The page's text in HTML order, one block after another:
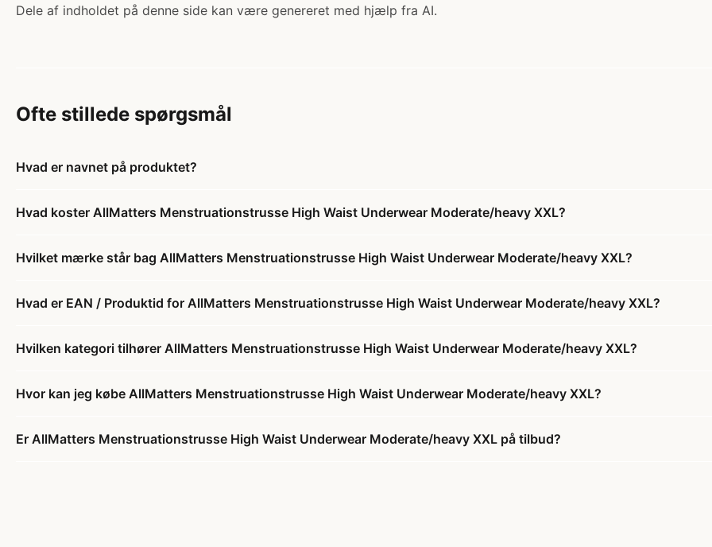
Dele af indholdet på denne side kan være genereret med hjælp fra AI.
Ofte stillede spørgsmål
Hvad er navnet på produktet?
Hvad koster AllMatters Menstruationstrusse High Waist Underwear Moderate/heavy XXL?
Hvilket mærke står bag AllMatters Menstruationstrusse High Waist Underwear Moderate/heavy XXL?
Hvad er EAN / Produktid for AllMatters Menstruationstrusse High Waist Underwear Moderate/heavy XXL?
Hvilken kategori tilhører AllMatters Menstruationstrusse High Waist Underwear Moderate/heavy XXL?
Hvor kan jeg købe AllMatters Menstruationstrusse High Waist Underwear Moderate/heavy XXL?
Er AllMatters Menstruationstrusse High Waist Underwear Moderate/heavy XXL på tilbud?